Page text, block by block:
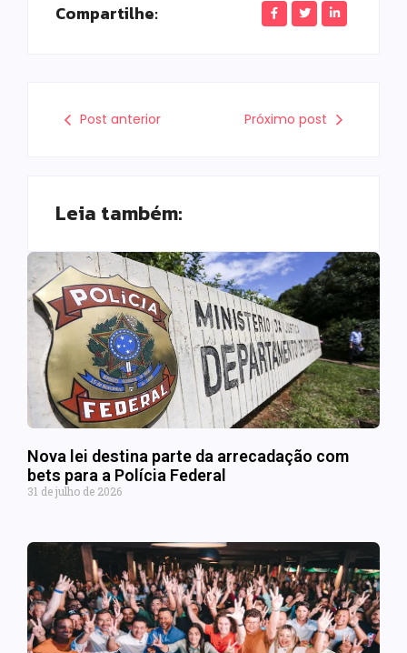
Compartilhe:
Post anterior Próximo post
Leia também:
Nova lei destina parte da arrecadação com
bets para a Polícia Federal
31 de julho de 2026